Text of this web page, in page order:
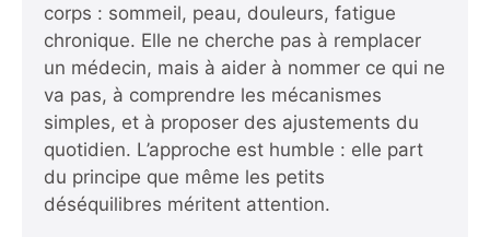
corps : sommeil, peau, douleurs, fatigue
chronique. Elle ne cherche pas à remplacer
un médecin, mais à aider à nommer ce qui ne
va pas, à comprendre les mécanismes
simples, et à proposer des ajustements du
quotidien. L’approche est humble : elle part
du principe que même les petits
déséquilibres méritent attention.